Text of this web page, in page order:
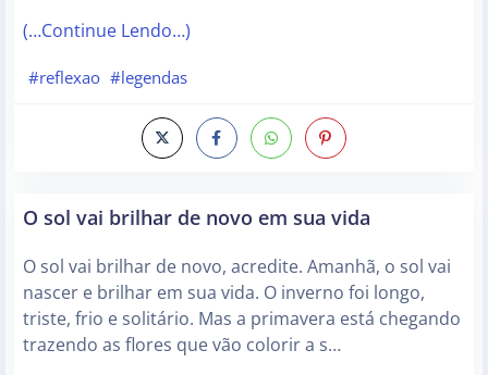
(…Continue Lendo…)
#reflexao #legendas
O sol vai brilhar de novo em sua vida
O sol vai brilhar de novo, acredite. Amanhã, o sol vai
nascer e brilhar em sua vida. O inverno foi longo,
triste, frio e solitário. Mas a primavera está chegando
trazendo as flores que vão colorir a s…